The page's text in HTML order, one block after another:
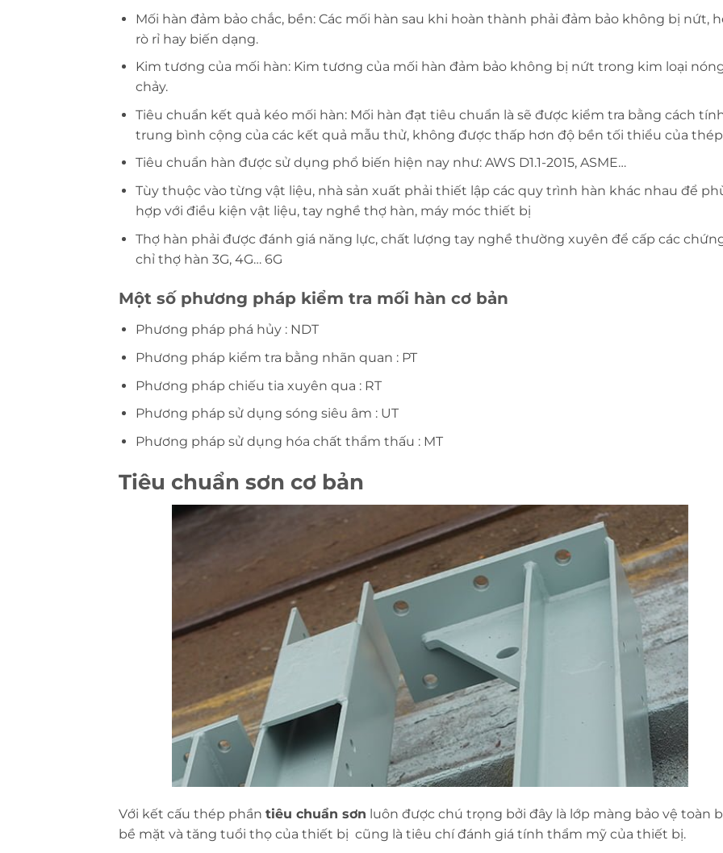
Mối hàn đảm bảo chắc, bền: Các mối hàn sau khi hoàn thành phải đảm bảo không bị nứt,
rò rỉ hay biến dạng.
Kim tương của mối hàn: Kim tương của mối hàn đảm bảo không bị nứt trong kim loại
chảy.
Tiêu chuẩn kết quả kéo mối hàn: Mối hàn đạt tiêu chuẩn là sẽ được kiểm tra bằng cách
trung bình cộng của các kết quả mẫu thử, không được thấp hơn độ bền tối thiểu của
Tiêu chuẩn hàn được sử dụng phổ biến hiện nay như: AWS D1.1-2015, ASME…
Tùy thuộc vào từng vật liệu, nhà sản xuất phải thiết lập các quy trình hàn khác nhau để
hợp với điều kiện vật liệu, tay nghề thợ hàn, máy móc thiết bị
Thợ hàn phải được đánh giá năng lực, chất lượng tay nghề thường xuyên để cấp các
chỉ thợ hàn 3G, 4G… 6G
Một số phương pháp kiểm tra mối hàn cơ bản
Phương pháp phá hủy : NDT
Phương pháp kiểm tra bằng nhãn quan : PT
Phương pháp chiếu tia xuyên qua : RT
Phương pháp sử dụng sóng siêu âm : UT
Phương pháp sử dụng hóa chất thẩm thấu : MT
Tiêu chuẩn sơn cơ bản
Với kết cấu thép phần tiêu chuẩn sơn luôn được chú trọng bởi đây là lớp màng bảo vệ toàn
bề mặt và tăng tuổi thọ của thiết bị cũng là tiêu chí đánh giá tính thẩm mỹ của thiết bị.